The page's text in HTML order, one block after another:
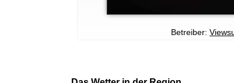
Betreiber: